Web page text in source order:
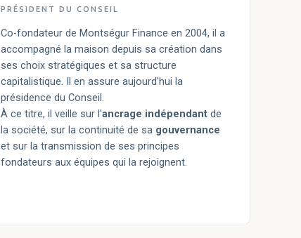
PRÉSIDENT DU CONSEIL
Co-fondateur de Montségur Finance en 2004, il a
accompagné la maison depuis sa création dans
ses choix stratégiques et sa structure
capitalistique. Il en assure aujourd'hui la
présidence du Conseil.
À ce titre, il veille sur l'ancrage indépendant de
la société, sur la continuité de sa gouvernance
et sur la transmission de ses principes
fondateurs aux équipes qui la rejoignent.